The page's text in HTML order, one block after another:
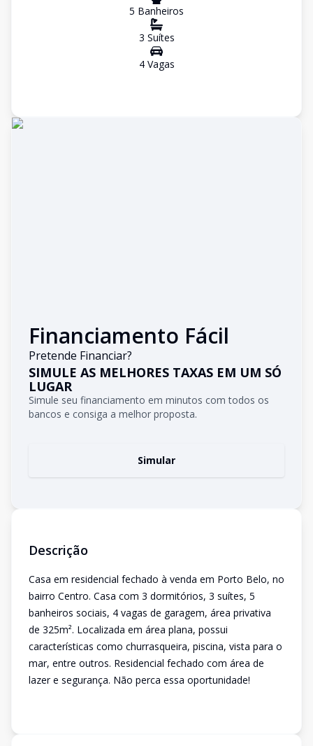
5 Banheiros
3 Suítes
4Vagas
Financiamento Fácil
Pretende Financiar?
SIMULE AS MELHORES TAXAS EM UM SÓ
LUGAR
Simule seu financiamento em minutos com todos os
bancos e consiga a melhor proposta.
Simular
Descrição
Casa em residencial fechado à venda em Porto Belo, no
bairro Centro. Casa com 3 dormitórios, 3 suítes, 5
banheiros sociais, 4 vagas de garagem, área privativa
de 325m². Localizada em área plana, possui
características como churrasqueira, piscina, vista para o
mar, entre outros. Residencial fechado com área de
lazer e segurança. Não perca essa oportunidade!